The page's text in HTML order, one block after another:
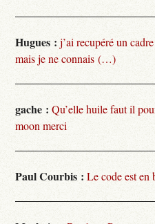
Hugues : j’ai recupéré un
mais je ne connais (…)
gache : Qu’elle huile faut il
moon merci
Paul Courbis : Le code est en